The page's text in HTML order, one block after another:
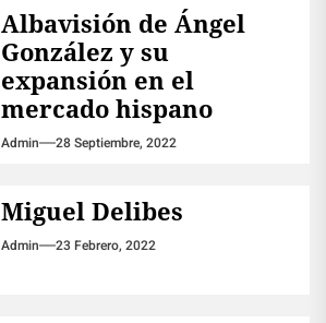
Albavisión de Ángel
González y su
expansión en el
mercado hispano
Admin 28 Septiembre, 2022
Miguel Delibes
Admin 23 Febrero, 2022